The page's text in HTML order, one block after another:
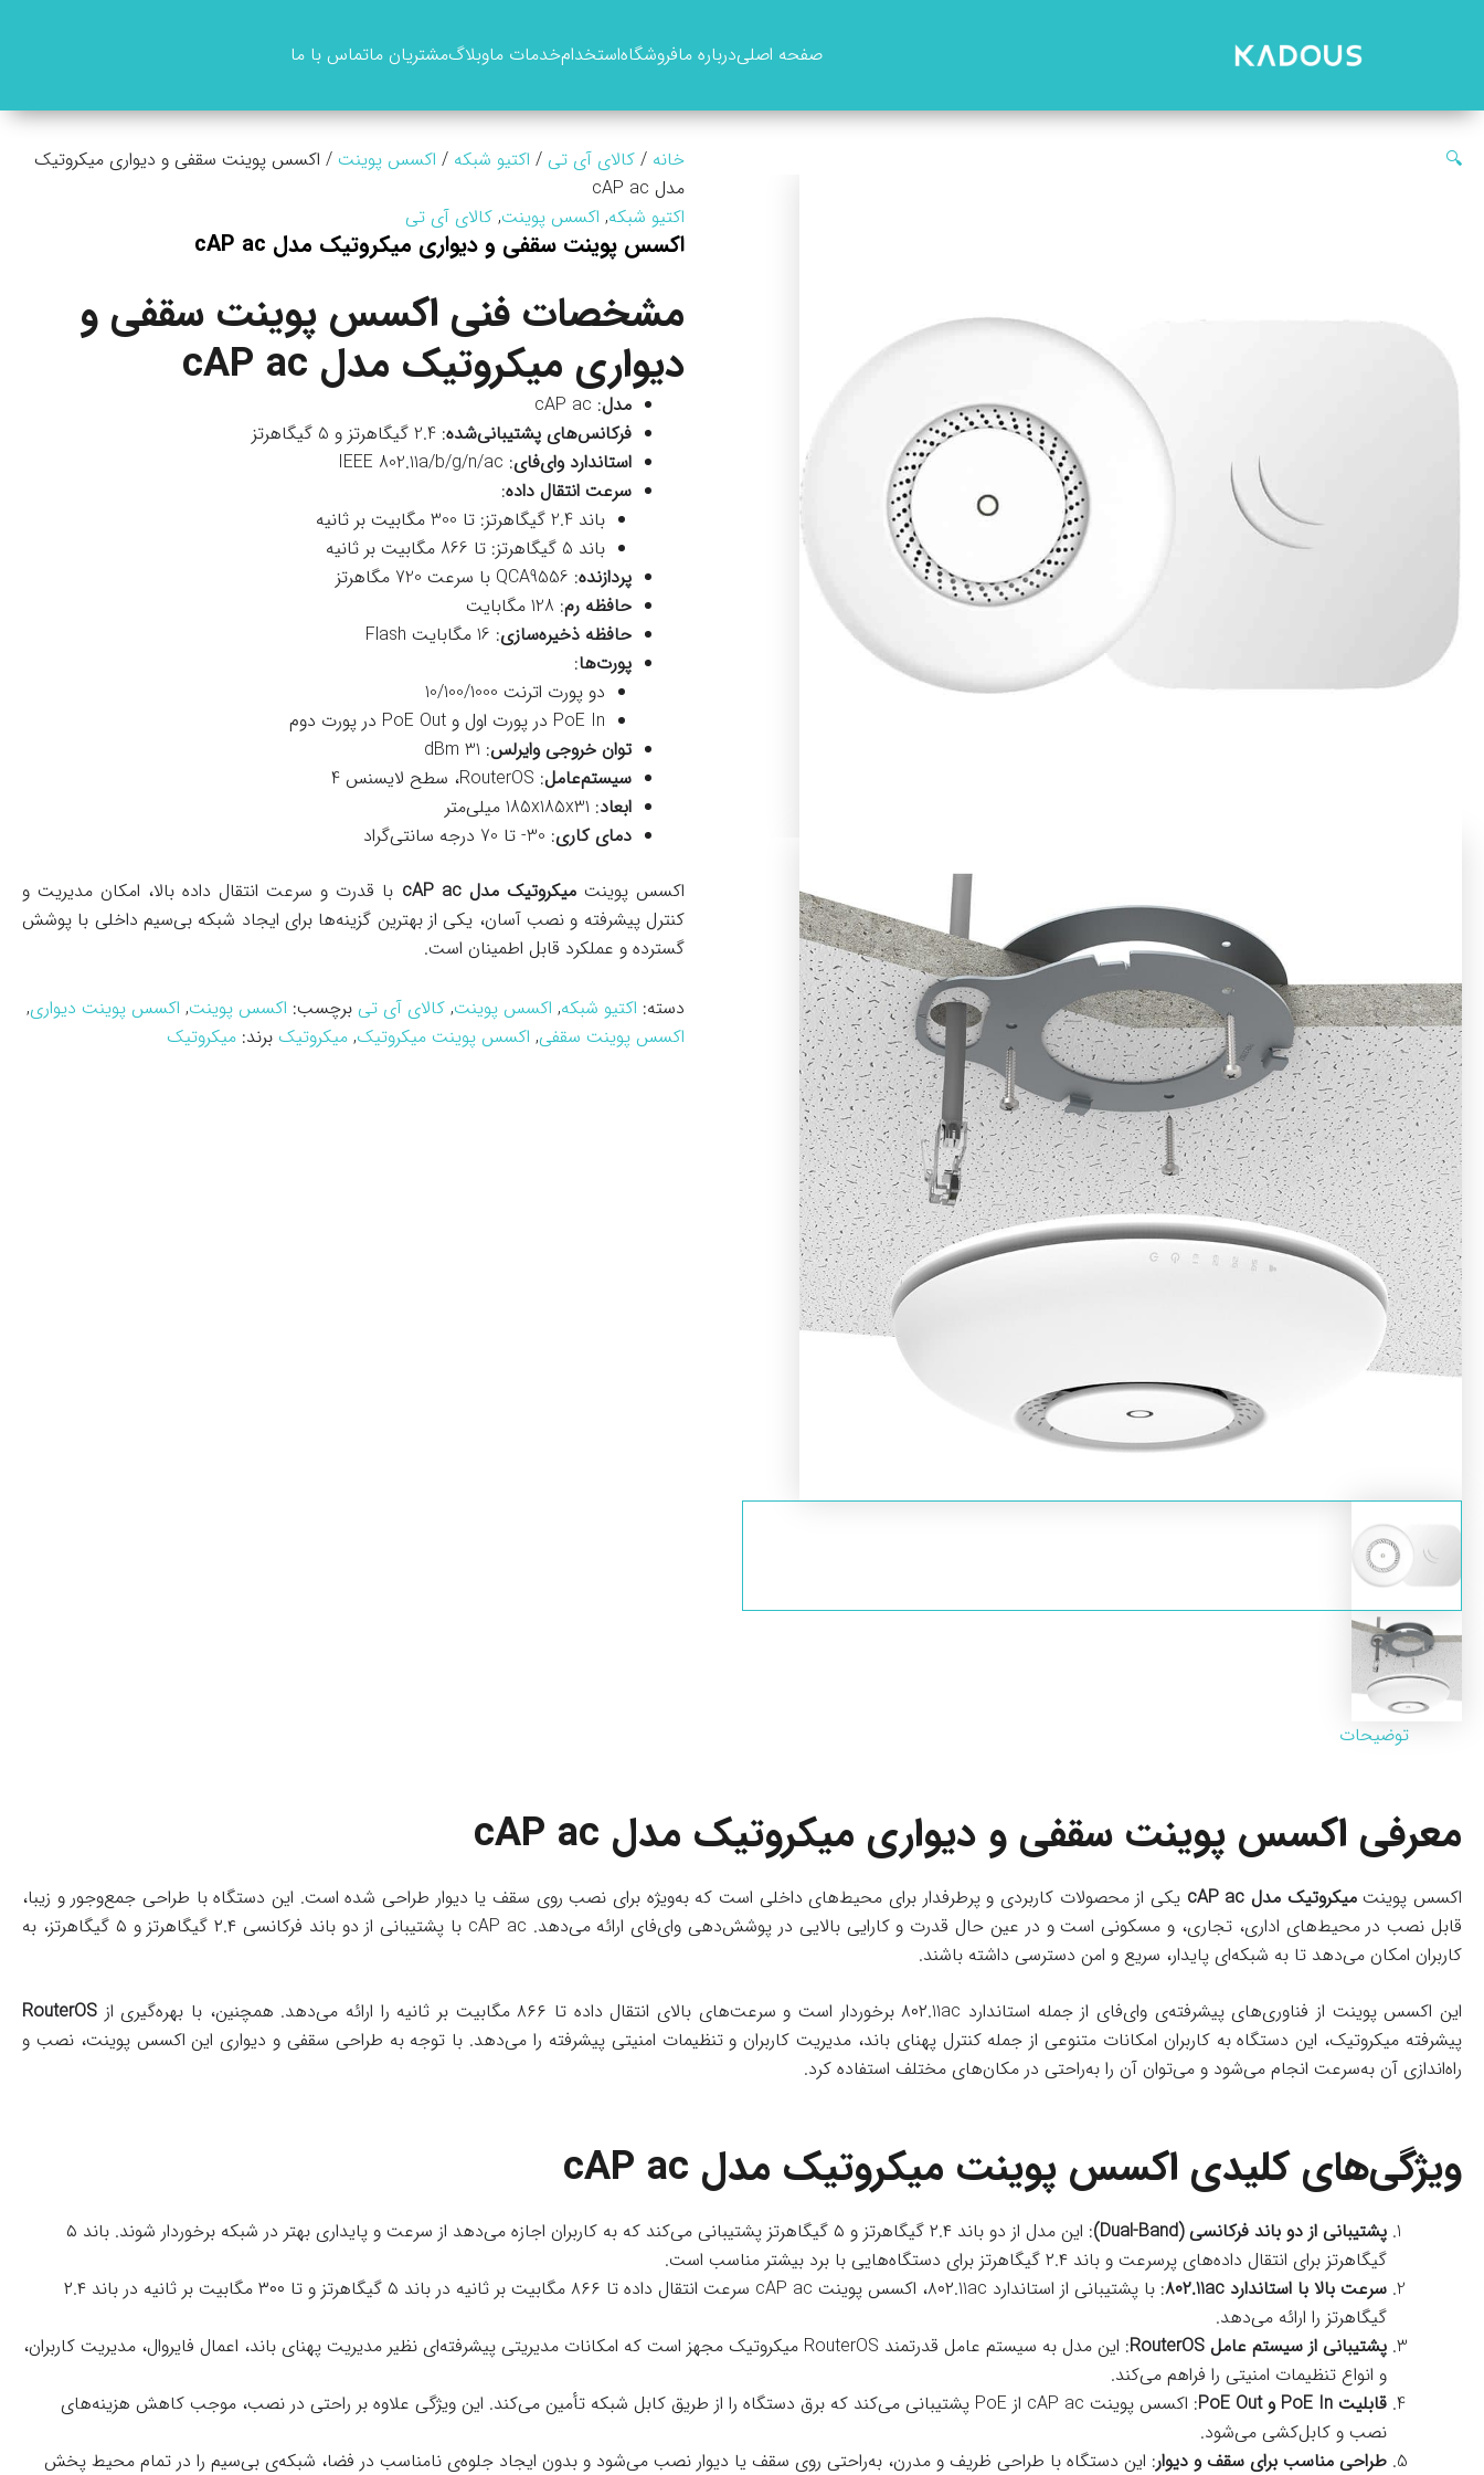
صفحه اصلیدرباره مافروشگاهاستخدامخدمات ماوبلاگمشتریان ماتماس با ما
🔍 خانه /کالای آی تی / اکتیو شبکه / اکسس پوینت / اکسس پوینت سقفی و دیواری میکروتیک
مدل cAP ac
اکتیو شبکه, اکسس پوینت,کالای آی تی
اکسس پوینت سقفی و دیواری میکروتیک مدل cAP ac
مشخصات فنی اکسس پوینت سقفی و
دیواری میکروتیک مدل cAP ac
مدل: cAP ac
فرکانس‌های پشتیبانی‌شده: 2.4 گیگاهرتز و 5 گیگاهرتز
استاندارد وای‌فای: IEEE 802.11a/b/g/n/ac
سرعت انتقال داده:
باند 2.4 گیگاهرتز: تا 300 مگابیت بر ثانیه
باند 5 گیگاهرتز: تا 866 مگابیت بر ثانیه
پردازنده: QCA9556 با سرعت 720 مگاهرتز
حافظه رم: 128 مگابایت
حافظه ذخیره‌سازی: 16 مگابایت Flash
پورت‌ها:
دو پورت اترنت 10/100/1000
PoE In در پورت اول و PoE Out در پورت دوم
توان خروجی وایرلس: 31 dBm
سیستم‌عامل: RouterOS، سطح لایسنس 4
ابعاد: 185x185x31 میلی‌متر
دمای کاری: 30- تا 70 درجه سانتی‌گراد
اکسس پوینتمیکروتیک مدل cAP ac
با قدرت و سرعت انتقال داده بالا، امکان مدیریت و
کنترل پیشرفته و نصب آسان، یکی از بهترین گزینه‌ها برای ایجاد شبکه بی‌سیم داخلی با پوشش
گسترده و عملکرد قابل اطمینان است.
دسته: اکتیو شبکه, اکسس پوینت,کالای آی تی برچسب: اکسس پوینت, اکسس پوینت دیواری,
اکسس پوینت سقفی, اکسس پوینت میکروتیک,میکروتیک برند:میکروتیک
توضیحات
معرفی اکسس پوینت سقفی و دیواری میکروتیک مدل cAP ac
اکسس پوینتمیکروتیک مدل cAP ac
یکی از محصولات کاربردی و پرطرفدار برای محیط‌های داخلی است که به‌ویژه برای نصب روی سقف یا دیوار طراحی شده است. این دستگاه با طراحی جمع‌وجور و زیبا،
قابل نصب در محیط‌های اداری، تجاری، و مسکونی است و در عین حال قدرت و کارایی بالایی در پوشش‌دهی وای‌فای ارائه می‌دهد. cAP ac با پشتیبانی از دو باند فرکانسی ۲.۴ گیگاهرتز و ۵ گیگاهرتز، به
کاربران امکان می‌دهد تا به شبکه‌ای پایدار، سریع و امن دسترسی داشته باشند.
این اکسس پوینت از فناوری‌های پیشرفته‌ی وای‌فای از جمله استاندارد ۸۰۲.11ac برخوردار است و سرعت‌های بالای انتقال داده تا ۸۶۶ مگابیت بر ثانیه را ارائه می‌دهد. همچنین، با بهره‌گیری از
RouterOS
پیشرفته میکروتیک، این دستگاه به کاربران امکانات متنوعی از جمله کنترل پهنای باند، مدیریت کاربران و تنظیمات امنیتی پیشرفته را می‌دهد. با توجه به طراحی سقفی و دیواری این اکسس پوینت، نصب و
راه‌اندازی آن به‌سرعت انجام می‌شود و می‌توان آن را به‌راحتی در مکان‌های مختلف استفاده کرد.
ویژگی‌های کلیدی اکسس پوینت میکروتیک مدل cAP ac
پشتیبانی از دو باند فرکانسی (Dual-Band)
: این مدل از دو باند ۲.۴ گیگاهرتز و ۵ گیگاهرتز پشتیبانی می‌کند که به کاربران اجازه می‌دهد از سرعت و پایداری بهتر در شبکه برخوردار شوند. باند ۵
گیگاهرتز برای انتقال داده‌های پرسرعت و باند ۲.۴ گیگاهرتز برای دستگاه‌هایی با برد بیشتر مناسب است.
سرعت بالا با استاندارد ۸۰۲.11ac
: با پشتیبانی از استاندارد ۸۰۲.11ac، اکسس پوینت cAP ac سرعت انتقال داده تا ۸۶۶ مگابیت بر ثانیه در باند ۵ گیگاهرتز و تا ۳۰۰ مگابیت بر ثانیه در باند ۲.۴
گیگاهرتز را ارائه می‌دهد.
پشتیبانی از سیستم عامل RouterOS
: این مدل به سیستم عامل قدرتمند RouterOS میکروتیک مجهز است که امکانات مدیریتی پیشرفته‌ای نظیر مدیریت پهنای باند، اعمال فایروال، مدیریت کاربران،
و انواع تنظیمات امنیتی را فراهم می‌کند.
قابلیت PoE In و PoE Out
: اکسس پوینت cAP ac از PoE پشتیبانی می‌کند که برق دستگاه را از طریق کابل شبکه تأمین می‌کند. این ویژگی علاوه بر راحتی در نصب، موجب کاهش هزینه‌های
نصب و کابل‌کشی می‌شود.
طراحی مناسب برای سقف و دیوار: این دستگاه با طراحی ظریف و مدرن، به‌راحتی روی سقف یا دیوار نصب می‌شود و بدون ایجاد جلوه‌ی نامناسب در فضا، شبکه‌ی بی‌سیم را در تمام محیط پخش